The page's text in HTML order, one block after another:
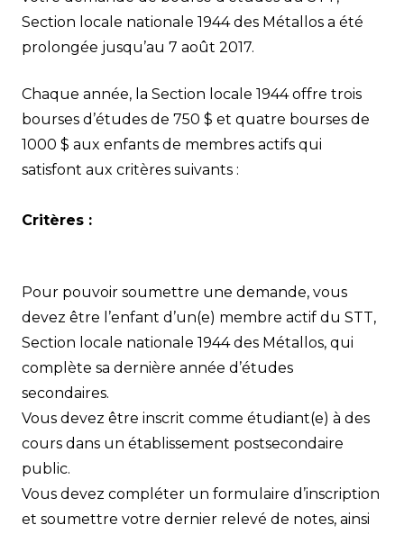
Section locale nationale 1944 des Métallos a été
prolongée jusqu’au 7 août 2017.
Chaque année, la Section locale 1944 offre trois
bourses d’études de 750 $ et quatre bourses de
1000 $ aux enfants de membres actifs qui
satisfont aux critères suivants :
Critères :
Pour pouvoir soumettre une demande, vous
devez être l’enfant d’un(e) membre actif du STT,
Section locale nationale 1944 des Métallos, qui
complète sa dernière année d’études
secondaires.
Vous devez être inscrit comme étudiant(e) à des
cours dans un établissement postsecondaire
public.
Vous devez compléter un formulaire d’inscription
et soumettre votre dernier relevé de notes, ainsi